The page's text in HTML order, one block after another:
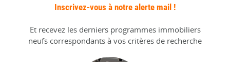
Inscrivez-vous à notre alerte mail !
Et recevez les derniers programmes immobiliers
neufs correspondants à vos critères de recherche